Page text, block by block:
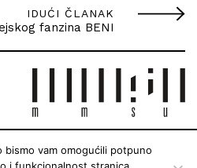
IDUĆI ČLANAK
fanzina BENI
bismo vam omogućili potpuno